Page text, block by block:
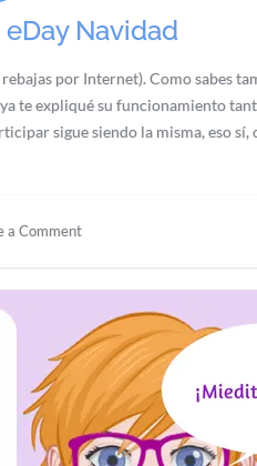
Navidad
por Internet). Como sabes
te expliqué su funcionamiento
sigue siendo la misma, eso sí,
a Comment